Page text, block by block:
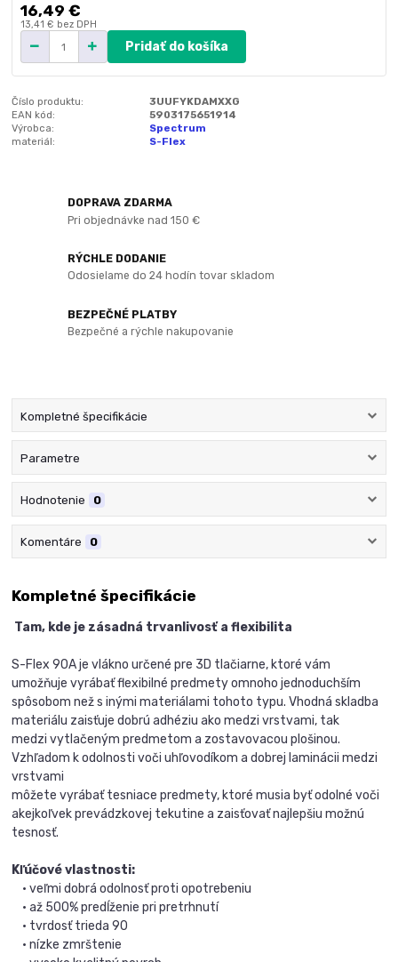
16,49 €
13,41 € bez DPH
Pridať do košíka
Číslo produktu:
3UUFYKDAMXXG
EAN kód:
5903175651914
Výrobca:
Spectrum
materiál:
S-Flex
DOPRAVA ZDARMA
Pri objednávke nad 150 €
RÝCHLE DODANIE
Odosielame do 24 hodín tovar skladom
BEZPEČNÉ PLATBY
Bezpečné a rýchle nakupovanie
Kompletné špecifikácie
Parametre
Hodnotenie 0
Komentáre 0
Kompletné špecifikácie
Tam, kde je zásadná trvanlivosť a flexibilita
S-Flex 90A je vlákno určené pre 3D tlačiarne, ktoré vám
umožňuje vyrábať flexibilné predmety omnoho jednoduchším
spôsobom než s inými materiálami tohoto typu. Vhodná skladba
materiálu zaisťuje dobrú adhéziu ako medzi vrstvami, tak
medzi vytlačeným predmetom a zostavovacou plošinou.
Vzhľadom k odolnosti voči uhľovodíkom a dobrej laminácii medzi
vrstvami
môžete vyrábať tesniace predmety, ktoré musia byť odolné voči
akejkoľvek prevádzkovej tekutine a zaisťovať najlepšiu možnú
tesnosť.
Kľúčové vlastnosti:
• veľmi dobrá odolnosť proti opotrebeniu
• až 500% predĺženie pri pretrhnutí
• tvrdosť trieda 90
• nízke zmrštenie